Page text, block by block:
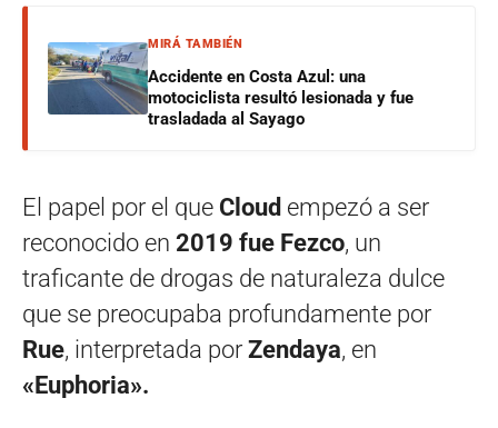
MIRÁ TAMBIÉN
Accidente en Costa Azul: una
motociclista resultó lesionada y fue
trasladada al Sayago
El papel por el que Cloud empezó a ser
reconocido en 2019 fue Fezco, un
traficante de drogas de naturaleza dulce
que se preocupaba profundamente por
Rue, interpretada por Zendaya, en
«Euphoria».